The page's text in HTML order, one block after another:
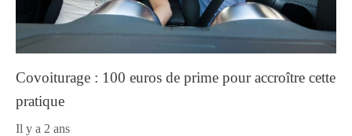
Covoiturage : 100 euros de prime pour accroître cette
pratique
il y a 2 ans